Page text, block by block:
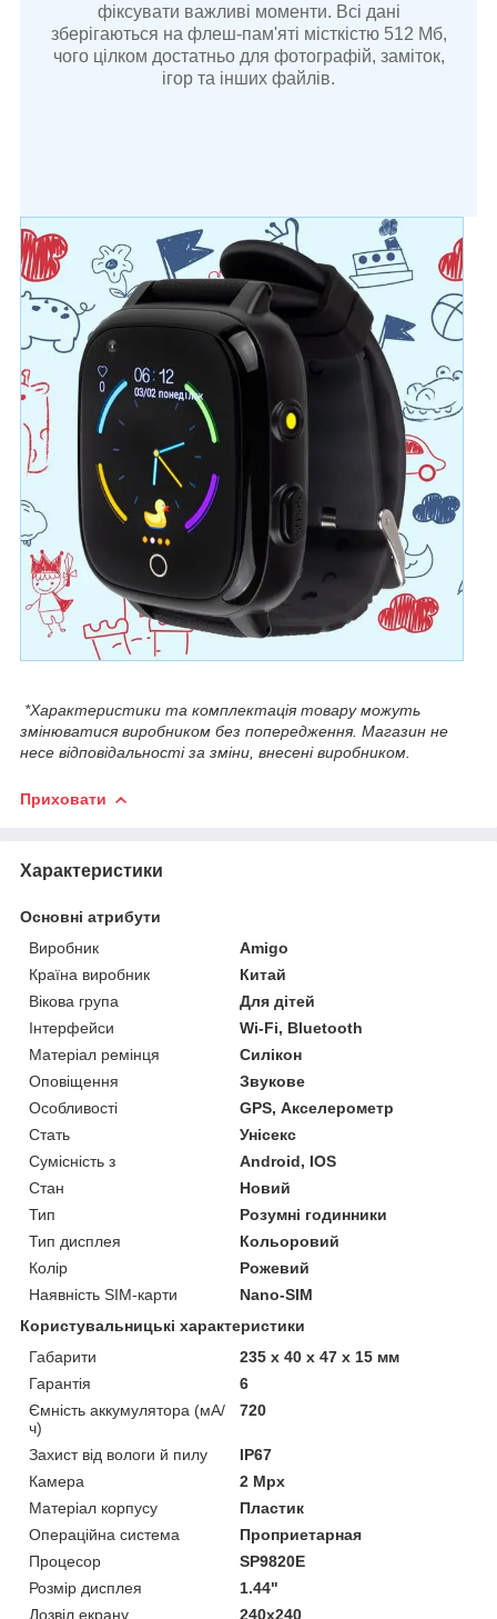
фіксувати важливі моменти. Всі дані
зберігаються на флеш-пам'яті місткістю 512 Мб,
чого цілком достатньо для фотографій, заміток,
ігор та інших файлів.
*Характеристики та комплектація товару можуть
змінюватися виробником без попередження. Магазин не
несе відповідальності за зміни, внесені виробником.
Приховати
Характеристики
Основні атрибути
Виробник
Amigo
Країна виробник
Китай
Вікова група
Для дітей
Інтерфейси
Wi-Fi, Bluetooth
Матеріал ремінця
Силікон
Оповіщення
Звукове
Особливості
GPS, Акселерометр
Стать
Унісекс
Сумісність з
Android, IOS
Стан
Новий
Тип
Розумні годинники
Тип дисплея
Кольоровий
Колір
Рожевий
Наявність SIM-карти
Nano-SIM
Користувальницькі характеристики
Габарити
235 х 40 х 47 х 15 мм
Гарантія
6
Ємність аккумулятора (мА/
ч)
720
Захист від вологи й пилу
IP67
Камера
2 Mpx
Матеріал корпусу
Пластик
Операційна система
Проприетарная
Процесор
SP9820E
Розмір дисплея
1.44"
Дозвіл екрану
240x240